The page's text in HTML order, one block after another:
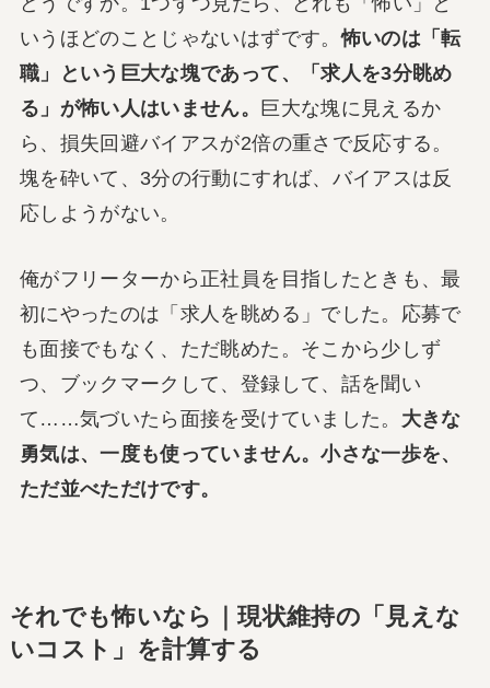
いうほどのことじゃないはずです。怖いのは「転
職」という巨大な塊であって、「求人を3分眺め
る」が怖い人はいません。 巨大な塊に見えるか
ら、損失回避バイアスが2倍の重さで反応する。
塊を砕いて、3分の行動にすれば、バイアスは反
応しようがない。
俺がフリーターから正社員を目指したときも、最
初にやったのは「求人を眺める」でした。応募で
も面接でもなく、ただ眺めた。そこから少しず
つ、ブックマークして、登録して、話を聞い
て……気づいたら面接を受けていました。 大きな
勇気は、一度も使っていません。小さな一歩を、
ただ並べただけです。
それでも怖いなら｜現状維持の「見えな
いコスト」を計算する